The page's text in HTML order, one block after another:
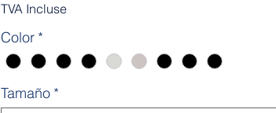
TVA Incluse
Color *
Tamaño *